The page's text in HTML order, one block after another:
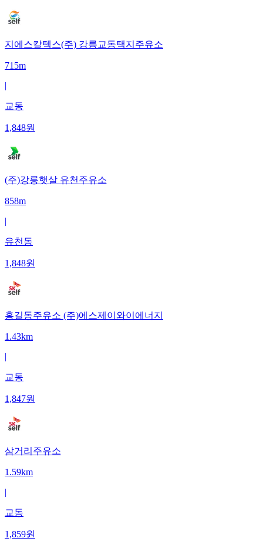
지에스칼텍스(주) 강릉교동택지주유소
715m
|
교동
1,848원
(주)강릉햇살 유천주유소
858m
|
유천동
1,848원
홍길동주유소 (주)에스제이와이에너지
1.43km
|
교동
1,847원
삼거리주유소
1.59km
|
교동
1,859원